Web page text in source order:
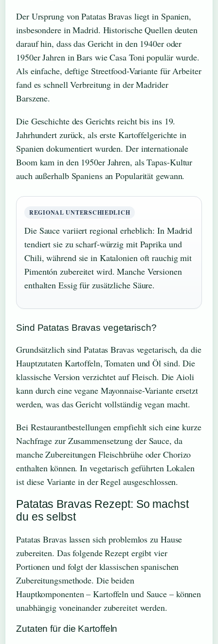
Der Ursprung von Patatas Bravas liegt in Spanien,
insbesondere in Madrid. Historische Quellen deuten
darauf hin, dass das Gericht in den 1940er oder
1950er Jahren in Bars wie Casa Toni populär wurde.
Als einfache, deftige Streetfood-Variante für Arbeiter
fand es schnell Verbreitung in der Madrider
Barszene.
Die Geschichte des Gerichts reicht bis ins 19.
Jahrhundert zurück, als erste Kartoffelgerichte in
Spanien dokumentiert wurden. Der internationale
Boom kam in den 1950er Jahren, als Tapas-Kultur
auch außerhalb Spaniens an Popularität gewann.
REGIONAL UNTERSCHIEDLICH
Die Sauce variiert regional erheblich: In Madrid
tendiert sie zu scharf-würzig mit Paprika und
Chili, während sie in Katalonien oft rauchig mit
Pimentón zubereitet wird. Manche Versionen
enthalten Essig für zusätzliche Säure.
Sind Patatas Bravas vegetarisch?
Grundsätzlich sind Patatas Bravas vegetarisch, da die
Hauptzutaten Kartoffeln, Tomaten und Öl sind. Die
klassische Version verzichtet auf Fleisch. Die Aioli
kann durch eine vegane Mayonnaise-Variante ersetzt
werden, was das Gericht vollständig vegan macht.
Bei Restaurantbestellungen empfiehlt sich eine kurze
Nachfrage zur Zusammensetzung der Sauce, da
manche Zubereitungen Fleischbrühe oder Chorizo
enthalten können. In vegetarisch geführten Lokalen
ist diese Variante in der Regel ausgeschlossen.
Patatas Bravas Rezept: So machst
du es selbst
Patatas Bravas lassen sich problemlos zu Hause
zubereiten. Das folgende Rezept ergibt vier
Portionen und folgt der klassischen spanischen
Zubereitungsmethode. Die beiden
Hauptkomponenten – Kartoffeln und Sauce – können
unabhängig voneinander zubereitet werden.
Zutaten für die Kartoffeln